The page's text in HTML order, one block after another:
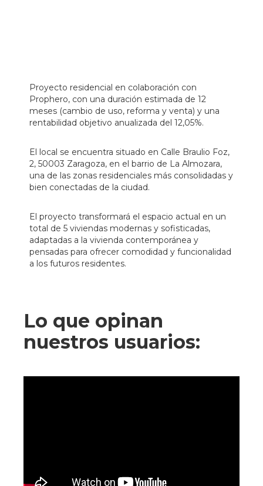
Proyecto residencial en colaboración con
Prophero, con una duración estimada de 12
meses (cambio de uso, reforma y venta) y una
rentabilidad objetivo anualizada del 12,05%.
El local se encuentra situado en Calle Braulio Foz,
2, 50003 Zaragoza, en el barrio de La Almozara,
una de las zonas residenciales más consolidadas y
bien conectadas de la ciudad.
El proyecto transformará el espacio actual en un
total de 5 viviendas modernas y sofisticadas,
adaptadas a la vivienda contemporánea y
pensadas para ofrecer comodidad y funcionalidad
a los futuros residentes.
Lo que opinan
nuestros usuarios: